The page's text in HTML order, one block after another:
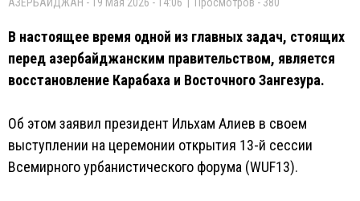
В настоящее время одной из главных задач, стоящих
перед азербайджанским правительством, является
восстановление Карабаха и Восточного Зангезура.
Об этом заявил президент Ильхам Алиев в своем
выступлении на церемонии открытия 13-й сессии
Всемирного урбанистического форума (WUF13).